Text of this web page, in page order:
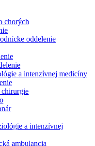
chorých
oddelenie
a intenzívnej medicíny
chirurgie
a intenzívnej
ambulancia